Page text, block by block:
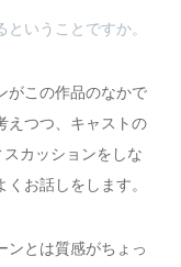
いうことですか。
がこの作品のなかで
えつつ、キャストの
カッションをしな
お話しをします。
ンとは質感がちょっ